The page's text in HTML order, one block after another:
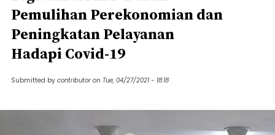
Pemulihan Perekonomian dan
Peningkatan Pelayanan
Hadapi Covid-19
Submitted by contributor on Tue, 04/27/2021 - 18:18